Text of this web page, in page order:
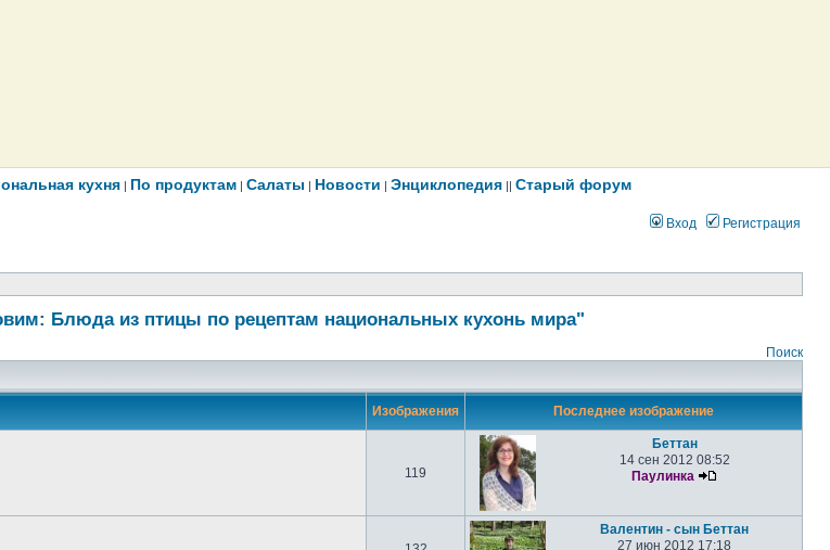
кухня | По продуктам | Салаты | Новости | Энциклопедия || Старый форум
Вход Регистрация
Блюда из птицы по рецептам национальных кухонь мира"
Поиск
Изображения Последнее изображение
119
Беттан
14 сен 2012 08:52
Паулинка
Валентин - сын Беттан
27 июн 2012 17:18